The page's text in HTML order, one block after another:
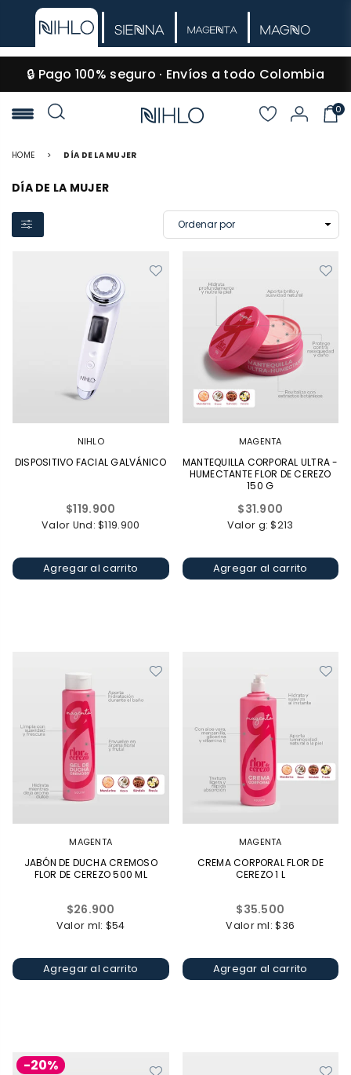
🔒 Pago 100% seguro · Envíos a todo Colombia
NIHLO
0
HOME > DÍA DE LA MUJER
DÍA DE LA MUJER
NIHLO
DISPOSITIVO FACIAL GALVÁNICO
Precio
habitual
$119.900
Valor Und: $119.900
Agregar al carrito
MAGENTA
MANTEQUILLA CORPORAL ULTRA -
HUMECTANTE FLOR DE CEREZO
150 G
Precio
habitual
$31.900
Valor g: $213
Agregar al carrito
MAGENTA
JABÓN DE DUCHA CREMOSO
FLOR DE CEREZO 500 ML
Precio
habitual
$26.900
Valor ml: $54
Agregar al carrito
MAGENTA
CREMA CORPORAL FLOR DE
CEREZO 1 L
Precio
habitual
$35.500
Valor ml: $36
Agregar al carrito
-20%